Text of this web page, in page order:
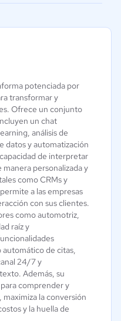
potenciada por
transformar y
Ofrece un conjunto
un chat
análisis de
datos y automatización
de interpretar
personalizada y
como CRMs y
a las empresas
con sus clientes.
como automotriz,
raíz y
de citas,
24/7 y
Además, su
comprender y
la conversión
y la huella de